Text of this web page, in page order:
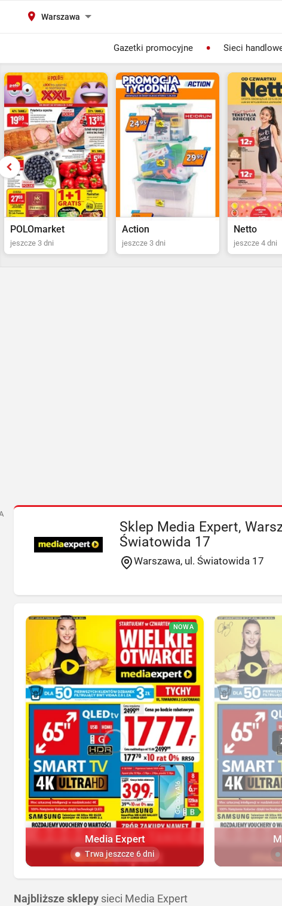
Warszawa
Gazetki promocyjne Sieci
Action
jeszcze 3 dni
Netto
jeszcze 4 dni
POLOmarket
Ostatni dzień!
Sklep Media Expert,
Światowida 17
Warszawa, ul. Światowida 17
NOWA
Media Expert
Trwa jeszcze 6 dni
Najbliższe sklepy sieci Media Expert